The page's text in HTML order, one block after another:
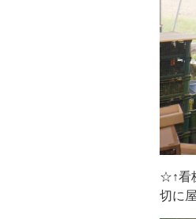
☆↑看
切に